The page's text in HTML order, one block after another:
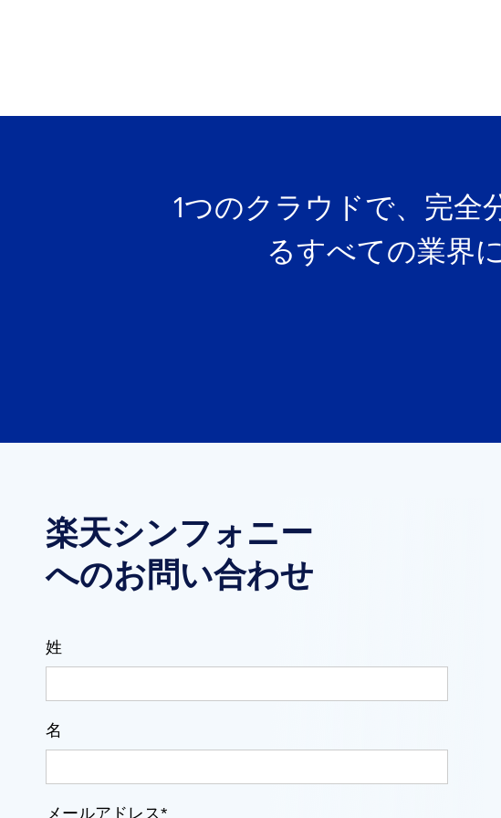
1つのクラウドで、完全
るすべての業界
楽天シンフォニー
へのお問い合わせ
姓
名